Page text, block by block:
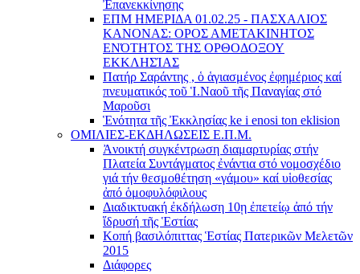
Ἐπανεκκίνησης
ΕΠΜ ΗΜΕΡΙΔΑ 01.02.25 - ΠΑΣΧΑΛΙΟΣ
ΚΑΝΟΝΑΣ: ΟΡΟΣ ΑΜΕΤΑΚΙΝΗΤΟΣ
ΕΝΌΤΗΤΟΣ ΤΗΣ ΟΡΘΟΔΟΞΟΥ
ΕΚΚΛΗΣΊΑΣ
Πατήρ Σαράντης , ὁ ἁγιασμένος ἐφημέριος καί
πνευματικός τοῦ Ἱ.Ναοῦ τῆς Παναγίας στό
Μαροῦσι
Ἑνότητα τῆς Ἐκκλησίας ke i enosi ton eklision
ΟΜΙΛΙΕΣ-ΕΚΔΗΛΩΣΕΙΣ Ε.Π.Μ.
Ἀνοικτή συγκέντρωση διαμαρτυρίας στήν
Πλατεία Συντάγματος ἐνάντια στό νομοσχέδιο
γιά τήν θεσμοθέτηση «γάμου» καί υἱοθεσίας
ἀπό ὁμοφυλόφιλους
Διαδικτυακή ἐκδήλωση 10ῃ ἐπετείῳ ἀπό τήν
ἵδρυσή τῆς Ἑστίας
Κοπή βασιλόπιττας Ἑστίας Πατερικῶν Μελετῶν
2015
Διάφορες